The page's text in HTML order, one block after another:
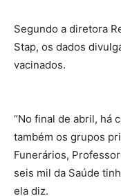
Segundo a diretora
Stap, os dados
vacinados.
“No final de abril, há
também os grupos
Funerários,
seis mil da Saúde
ela diz.